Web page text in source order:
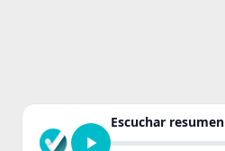
Escuchar resumen